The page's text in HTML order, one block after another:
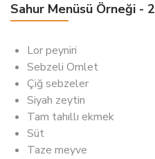
Sahur Menüsü Örneği - 2
Lor peyniri
Sebzeli Omlet
Çiğ sebzeler
Siyah zeytin
Tam tahıllı ekmek
Süt
Taze meyve